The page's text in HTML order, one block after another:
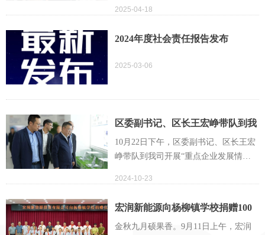
主席、一级巡视员黄敏、宏润泰阳生产
2025-04-18
2024年度社会责任报告发布
2025-03-06
区委副书记、区长王宏峥带队到我
司调研
10月22日下午，区委副书记、区长王宏
峥带队到我司开展“重点企业发展情
俊，区委常委、副区长卢明，区政府党
海，区政府办、区发改委、区财政局、
宣城高新投等相关单位参加，宏润新能
2024-10-23
宏润新能源向杨柳镇学校捐赠100
台空调
金秋九月硕果香。9月11日上午，宏润